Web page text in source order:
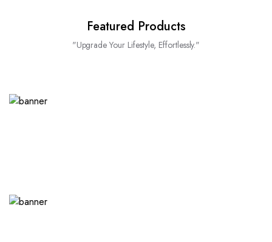
Featured Products
"Upgrade Your Lifestyle, Effortlessly."